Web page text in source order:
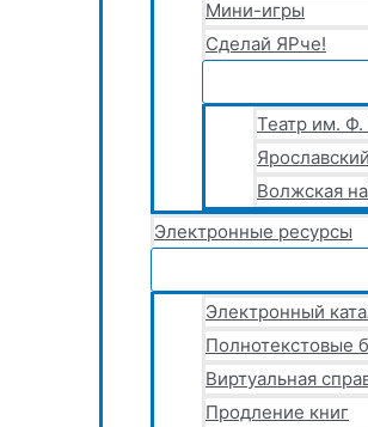
Мини-игры
Сделай ЯРче!
Театр им. Ф.
Волжская
Электронные ресурсы
Электронный
Полнотекстовые
Виртуальная
Продление книг